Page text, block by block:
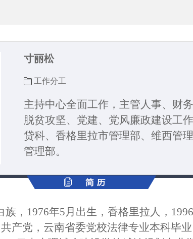
寸丽松
工作分工
主持中心全面工作，主管人事、财务
脱贫攻坚、党建、党风廉政建设工
贷科、香格里拉市管理部、维西管
管理部。
， 1976年5月出生，香格里拉人，
产党，云南省委党校法律专业本科毕业